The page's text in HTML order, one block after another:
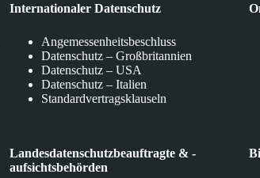
Internationaler Datenschutz
Angemessenheitsbeschluss
Datenschutz – Großbritannien
Datenschutz – USA
Datenschutz – Italien
Standardvertragsklauseln
Landesdatenschutzbeauftragte & -
aufsichtsbehörden